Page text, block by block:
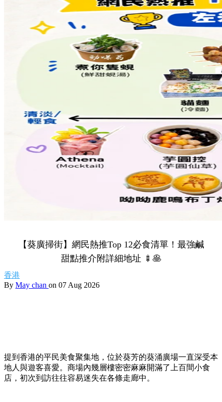
【葵廣掃街】網民熱推Top 12必食清單！最強鹹
甜點推介附詳細地址 🍢🥞
香港
By May chan on 07 Aug 2026
提到香港的平民美食聚集地，位於葵芳的葵涌廣場一直深受本
地人與遊客喜愛。商場內幾層樓密密麻麻開滿了上百間小食
店，初次到訪往往容易迷失在各條走廊中。